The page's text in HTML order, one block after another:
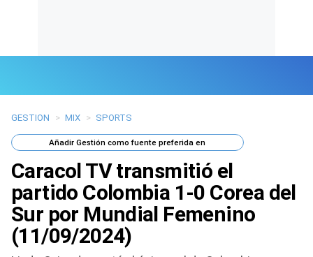
Últimas Noticias
Mi Bolsillo
Respuestas
Gente
Vida Laboral
GESTION > MIX > SPORTS
AñadirGestión como fuente preferida en
Caracol TV transmitió el
partido Colombia 1-0 Corea del
Sur por Mundial Femenino
(11/09/2024)